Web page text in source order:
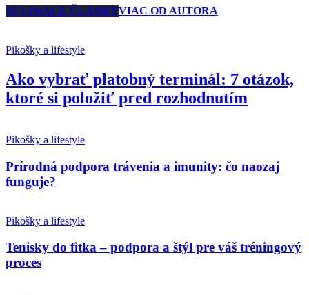
SÚVISIACE ČLÁNKYVIAC OD AUTORA
Pikošky a lifestyle
Ako vybrať platobný terminál: 7 otázok,
ktoré si položiť pred rozhodnutím
Pikošky a lifestyle
Prírodná podpora trávenia a imunity: čo naozaj
funguje?
Pikošky a lifestyle
Tenisky do fitka – podpora a štýl pre váš tréningový
proces